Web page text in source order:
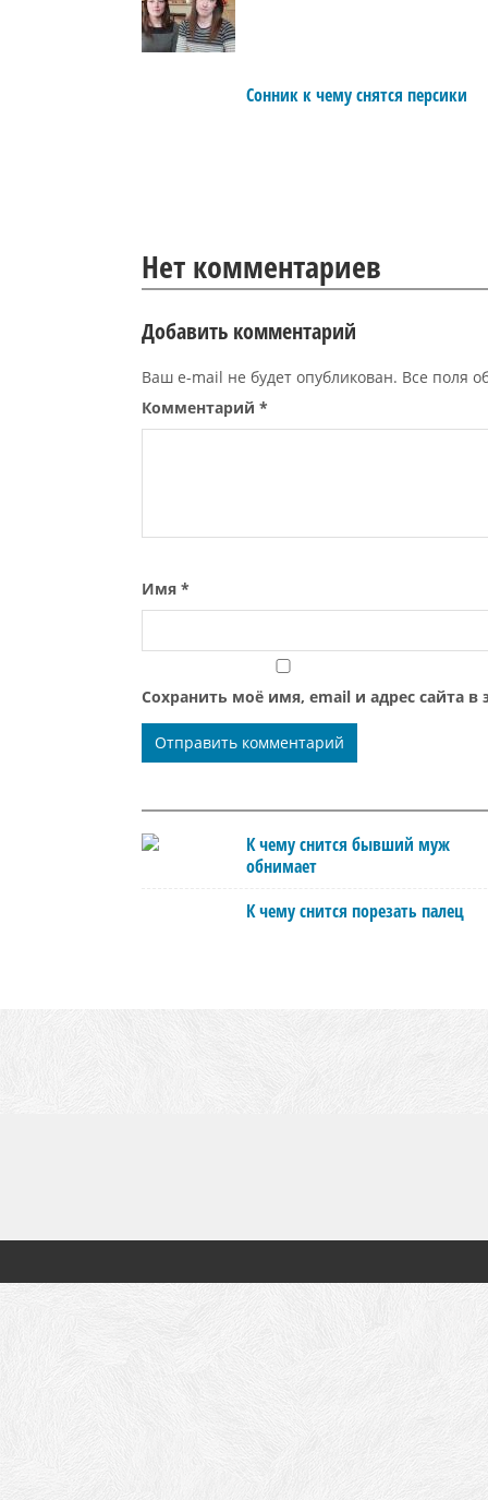
Сонник к чему снятся персики
Нет комментариев
Добавить комментарий
Ваш e-mail не будет опубликован. Все поля
Комментарий *
Имя *
Сохранить моё имя, email и адрес сайта
К чему снится бывший муж
обнимает
К чему снится порезать палец